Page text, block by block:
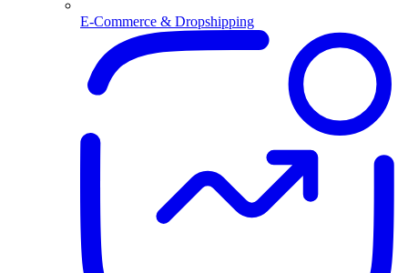
E-Commerce & Dropshipping